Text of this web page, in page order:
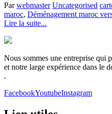
Parwebmaster Uncategorised
maroc, Déménagement maroc
Lire la suite...
Nous sommes une entreprise qui
et notre large expérience dans le
.
FacebookYoutubeInstagram